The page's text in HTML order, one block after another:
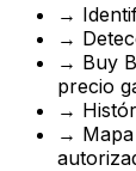
→
→
→ Buy
precio
→
→